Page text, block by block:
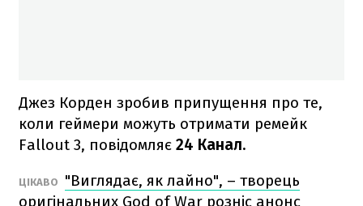
Джез Корден зробив припущення про те,
коли геймери можуть отримати ремейк
Fallout 3, повідомляє 24 Канал.
ЦІКАВО
"Виглядає, як лайно", – творець
оригінальних God of War розніс анонс